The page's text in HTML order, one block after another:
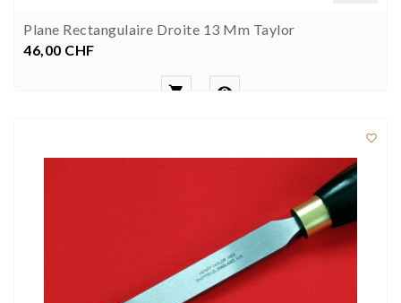
Plane Rectangulaire Droite 13 Mm Taylor
Preis
46,00 CHF
 
